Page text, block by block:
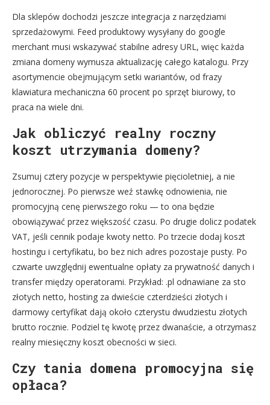
Dla sklepów dochodzi jeszcze integracja z narzędziami
sprzedażowymi. Feed produktowy wysyłany do google
merchant musi wskazywać stabilne adresy URL, więc każda
zmiana domeny wymusza aktualizację całego katalogu. Przy
asortymencie obejmującym setki wariantów, od frazy
klawiatura mechaniczna 60 procent po sprzęt biurowy, to
praca na wiele dni.
Jak obliczyć realny roczny
koszt utrzymania domeny?
Zsumuj cztery pozycje w perspektywie pięcioletniej, a nie
jednorocznej. Po pierwsze weź stawkę odnowienia, nie
promocyjną cenę pierwszego roku — to ona będzie
obowiązywać przez większość czasu. Po drugie dolicz podatek
VAT, jeśli cennik podaje kwoty netto. Po trzecie dodaj koszt
hostingu i certyfikatu, bo bez nich adres pozostaje pusty. Po
czwarte uwzględnij ewentualne opłaty za prywatność danych i
transfer między operatorami. Przykład: .pl odnawiane za sto
złotych netto, hosting za dwieście czterdzieści złotych i
darmowy certyfikat dają około czterystu dwudziestu złotych
brutto rocznie. Podziel tę kwotę przez dwanaście, a otrzymasz
realny miesięczny koszt obecności w sieci.
Czy tania domena promocyjna się
opłaca?